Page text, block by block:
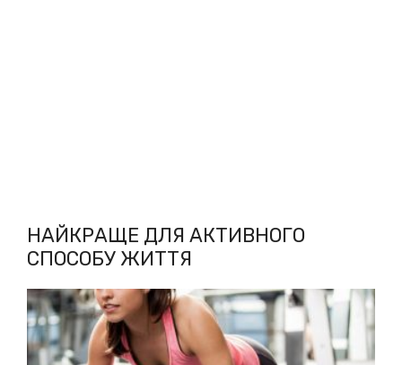
НАЙКРАЩЕ ДЛЯ АКТИВНОГО
СПОСОБУ ЖИТТЯ